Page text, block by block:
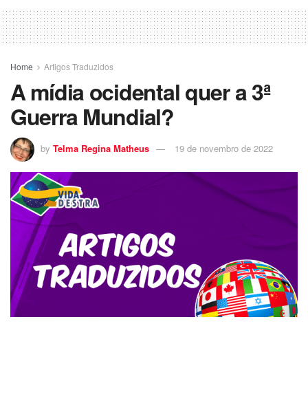
Home Artigos Traduzidos
A mídia ocidental quer a 3ª
Guerra Mundial?
by Telma Regina Matheus 19 de novembro de 2022